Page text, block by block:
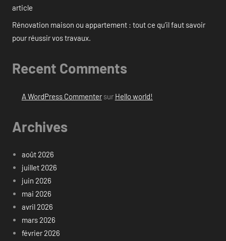
article
Rénovation maison ou appartement : tout ce qu’il faut savoir
pour réussir vos travaux.
Recent Comments
A WordPress Commentersur Hello world!
Archives
août 2026
juillet 2026
juin 2026
mai 2026
avril 2026
mars 2026
février 2026